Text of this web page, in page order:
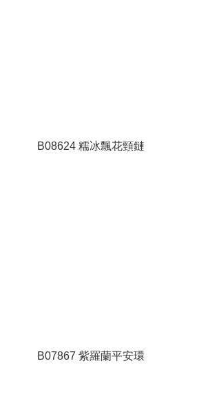
B08624 糯冰飄花頸鏈
B07867 紫羅蘭平安環